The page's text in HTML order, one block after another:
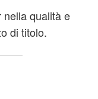
nella qualità e
di titolo.